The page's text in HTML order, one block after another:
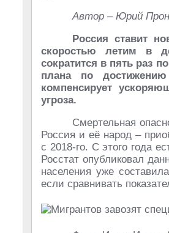
Автор – Юрий
Россия ставит
скоростью летим в
сократится в пять раз
плана по
компенсирует
угроза.
Смертельная
Россия и её народ –
с 2018-го. С этого года
Росстат опубликовал
населения уже
если сравнивать